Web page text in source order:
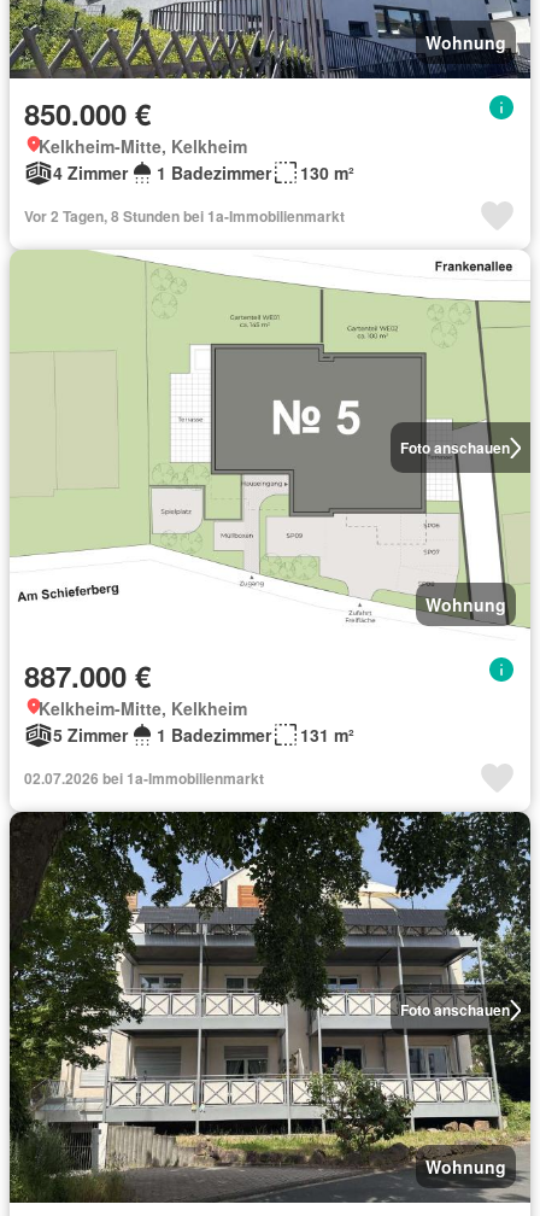
Wohnung
850.000 €
Kelkheim-Mitte, Kelkheim
4 Zimmer
1 Badezimmer 130 m²
Vor 2 Tagen, 8 Stunden bei 1a-Immobilienmarkt
Foto anschauen
Wohnung
887.000 €
Kelkheim-Mitte, Kelkheim
5 Zimmer
1 Badezimmer 131 m²
02.07.2026 bei 1a-Immobilienmarkt
Foto anschauen
Wohnung